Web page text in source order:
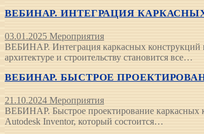
ВЕБИНАР. ИНТЕГРАЦИЯ КАРКАСНЫХ
03.01.2025 Мероприятия
ВЕБИНАР. Интеграция каркасных конструкций
архитектуре и строительству становится все…
ВЕБИНАР. БЫСТРОЕ
21.10.2024 Мероприятия
ВЕБИНАР. Быстрое проектирование каркасных
Autodesk Inventor, который состоится…